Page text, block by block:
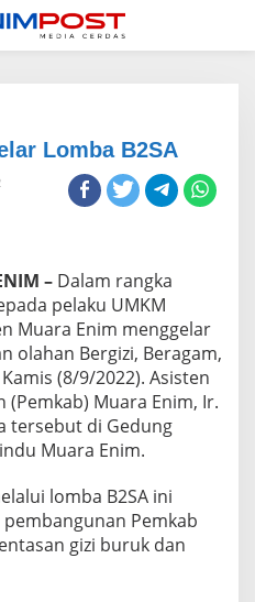
Lomba B2SA
– Dalam rangka
pelaku UMKM
Muara Enim menggelar
olahan Bergizi, Beragam,
(8/9/2022). Asisten
Muara Enim, Ir.
tersebut di Gedung
Muara Enim.
lomba B2SA ini
Pemkab
gizi buruk dan